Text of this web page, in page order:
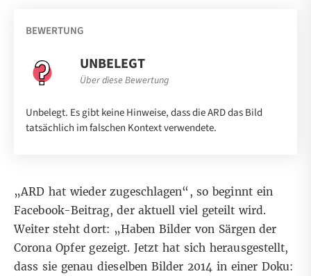
BEWERTUNG
UNBELEGT
Über diese Bewertung
Unbelegt. Es gibt keine Hinweise, dass die ARD das Bild
tatsächlich im falschen Kontext verwendete.
„ARD hat wieder zugeschlagen“, so beginnt ein
Facebook-Beitrag, der aktuell viel geteilt wird.
Weiter steht dort: „Haben Bilder von Särgen der
Corona Opfer gezeigt. Jetzt hat sich herausgestellt,
dass sie genau dieselben Bilder 2014 in einer Doku: